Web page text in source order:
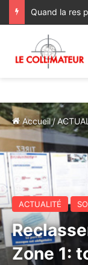
Accueil/
ACTUALITÉ
Zone 1: